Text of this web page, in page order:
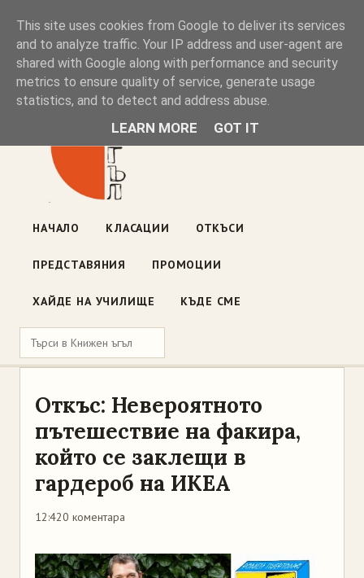
Книжен ъгъл
Блог на книжарницата — класации, откъси, нови книги
ул. „Оборище" 117, София· пон–пет 10:00–19:00 ·
НАЧАЛО КЛАСАЦИИ ОТКЪСИ
ПРЕДСТАВЯНИЯ ПРОМОЦИИ
ХАЙДЕ НА УЧИЛИЩЕ КЪДЕ СМЕ
Откъс: Невероятното
пътешествие на факира,
който се заклещи в
гардероб на ИКЕА
12:420 коментара
This site uses cookies from Google to deliver its services
and to analyze traffic. Your IP address and user-agent are
shared with Google along with performance and security
metrics to ensure quality of service, generate usage
statistics, and to detect and address abuse.
LEARN MORE GOT IT